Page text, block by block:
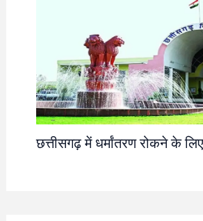
छत्तीसगढ़ में धर्मांतरण रोकने के